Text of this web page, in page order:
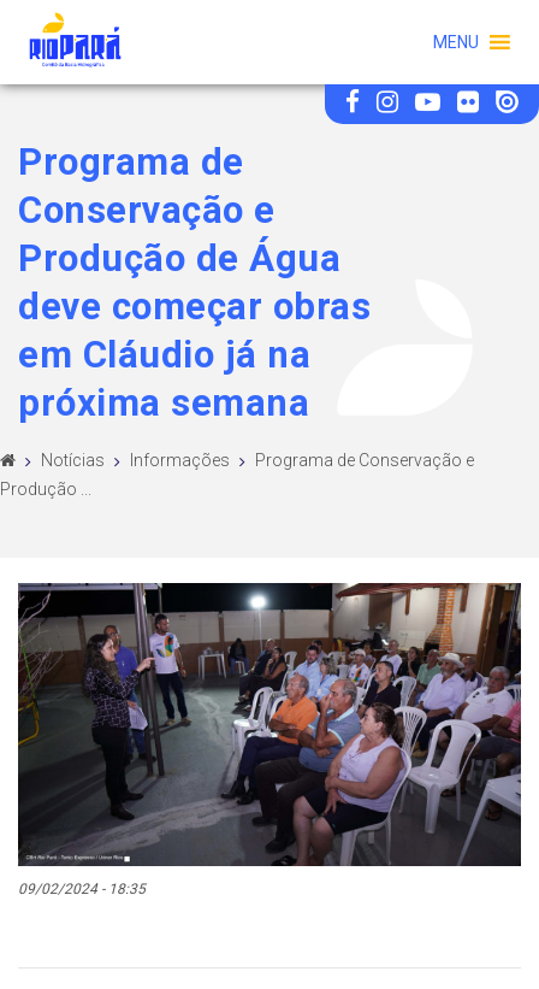
MENU
Programa de
Conservação e
Produção de Água
deve começar obras
em Cláudio já na
próxima semana
Notícias Informações
Programa de Conservação e
Produção ...
09/02/2024 - 18:35